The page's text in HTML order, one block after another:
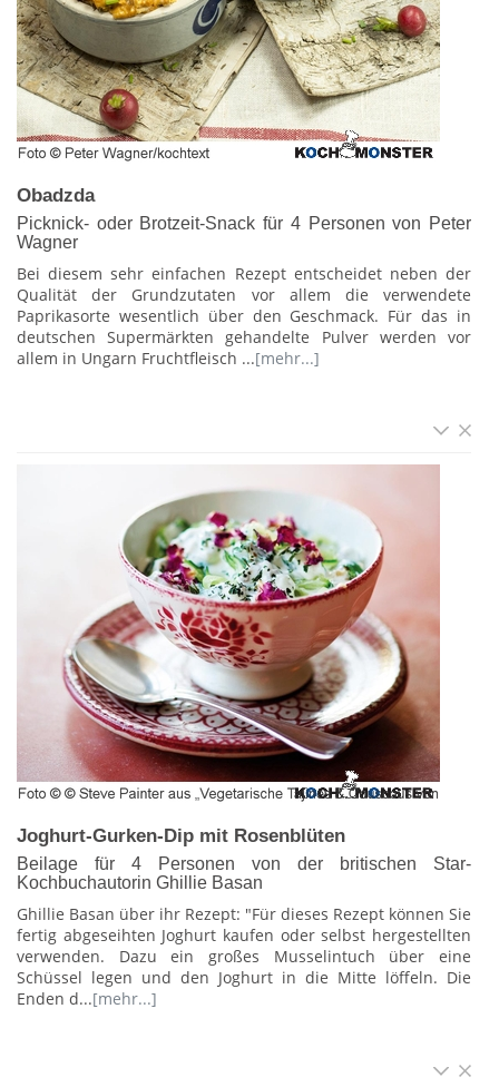
Obadzda
Picknick- oder Brotzeit-Snack für 4 Personen von Peter
Wagner
Bei diesem sehr einfachen Rezept entscheidet neben der
Qualität der Grundzutaten vor allem die verwendete
Paprikasorte wesentlich über den Geschmack. Für das in
deutschen Supermärkten gehandelte Pulver werden vor
allem in Ungarn Fruchtfleisch ...[mehr...]
Joghurt-Gurken-Dip mit Rosenblüten
Beilage für 4 Personen von der britischen Star-
Kochbuchautorin Ghillie Basan
Ghillie Basan über ihr Rezept: "Für dieses Rezept können Sie
fertig abgeseihten Joghurt kaufen oder selbst hergestellten
verwenden. Dazu ein großes Musselintuch über eine
Schüssel legen und den Joghurt in die Mitte löffeln. Die
Enden d...[mehr...]